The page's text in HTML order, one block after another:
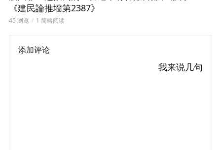
《建民論推墻第2387》
45 浏览 1 简略阅读
添加评论
我来说几句